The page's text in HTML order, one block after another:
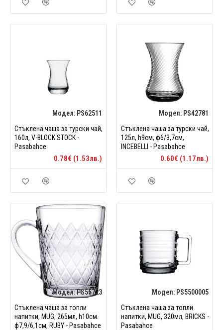
Модел: PS62511
Стъклена чаша за турски чай,
160л, V-BLOCK STOCK -
Pasabahce
0.78€ (1.53лв.)
Модел: PS42781
Стъклена чаша за турски чай,
125л, h9см, ф6/3,7см,
INCEBELLI - Pasabahce
0.60€ (1.17лв.)
Модел:PS55723
Стъклена чаша за топли
напитки, MUG, 265мл, h10см.
ф7,9/6,1см, RUBY - Pasabahce
Модел: PS5500005
Стъклена чаша за топли
напитки, MUG, 320мл, BRICKS -
Pasabahce